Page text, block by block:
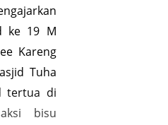
ke 19 M
Kareng
Tuha
tertua di
bisu